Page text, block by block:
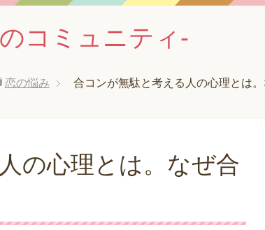
コミュニティ-
恋の悩み 合コンが無駄と考える人の心理とは
の心理とは。なぜ合